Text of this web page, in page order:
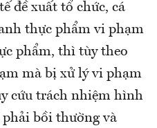
đề xuất tổ chức, cá
thực phẩm vi phạm
phẩm, thì tùy theo
mà bị xử lý vi phạm
cứu trách nhiệm hình
bồi thường và